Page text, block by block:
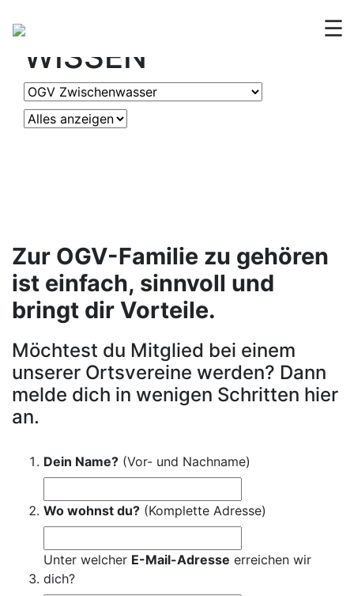
☰
OGV
WISSEN
Zur OGV-Familie zu gehören
ist einfach, sinnvoll und
bringt dir Vorteile.
Möchtest du Mitglied bei einem
unserer Ortsvereine werden? Dann
melde dich in wenigen Schritten hier
an.
Dein Name? (Vor- und Nachname)
Wo wohnst du? (Komplette Adresse)
Unter welcher E-Mail-Adresse erreichen wir
dich?